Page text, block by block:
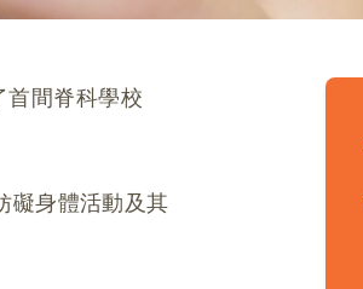
首間脊科學校
礙身體活動及其